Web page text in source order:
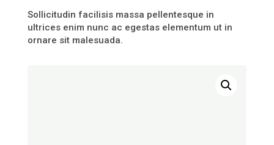
Sollicitudin facilisis massa pellentesque in
ultrices enim nunc ac egestas elementum ut in
ornare sit malesuada.